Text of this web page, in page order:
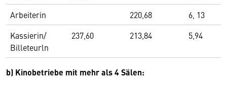
Arbeiterin
220,68
6, 13
Kassierin/
Billeteurln
237,60 213,84 5,94
b) Kinobetriebe mit mehr als 4 Sälen: